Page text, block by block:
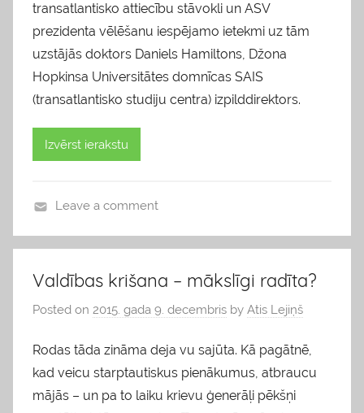
transatlantisko attiecību stāvokli un ASV
prezidenta vēlēšanu iespējamo ietekmi uz tām
uzstājās doktors Daniels Hamiltons, Džona
Hopkinsa Universitātes domnīcas SAIS
(transatlantisko studiju centra) izpilddirektors.
Izvērst ierakstu
l
g
s
Leave a comment
Valdības krišana – mākslīgi radīta?
Posted on 2015. gada 9. decembris by Atis Lejiņš
Rodas tāda zināma deja vu sajūta. Kā pagātnē,
kad veicu starptautiskus pienākumus, atbraucu
mājās – un pa to laiku krievu ģenerāļi pēkšņi